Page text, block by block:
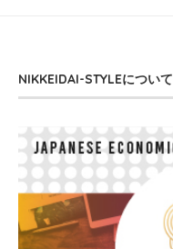
NIKKEIDAI-STYLEについて